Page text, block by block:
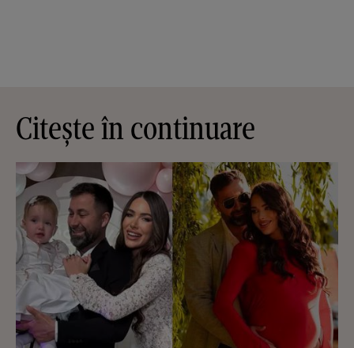
Citește în continuare